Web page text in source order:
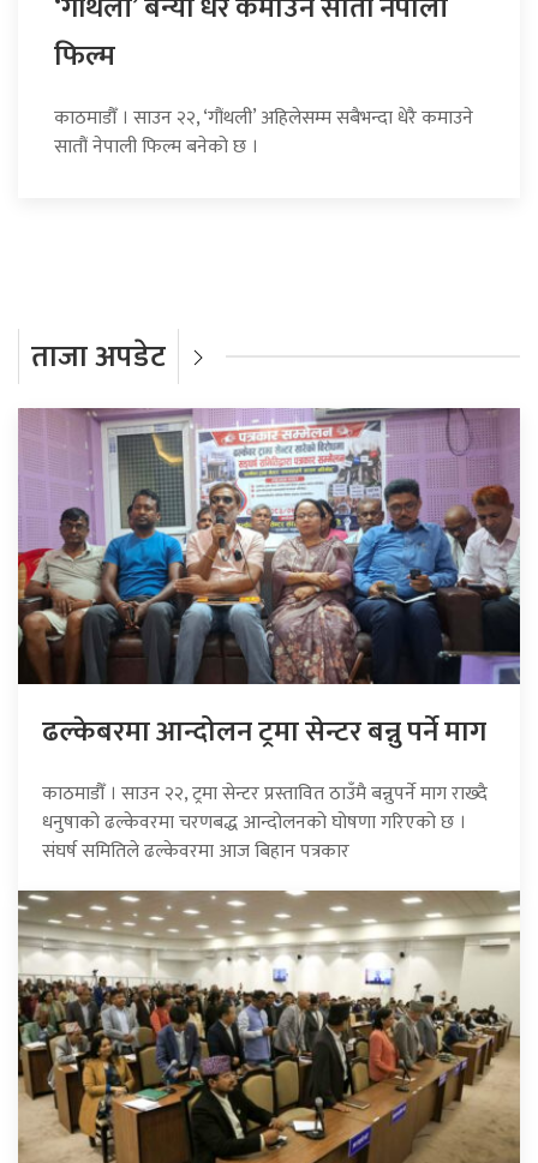
फिल्म
काठमाडौँ । साउन २२, ‘गौंथली’ अहिलेसम्म सबैभन्दा धेरै कमाउने
सातौं नेपाली फिल्म बनेको छ ।
ताजा अपडेट
ढल्केबरमा आन्दोलन ट्रमा सेन्टर बन्नु पर्ने माग
काठमाडौँ । साउन २२, ट्रमा सेन्टर प्रस्तावित ठाउँमै बन्नुपर्ने माग राख्दै
धनुषाको ढल्केवरमा चरणबद्ध आन्दोलनको घोषणा गरिएको छ ।
संघर्ष समितिले ढल्केवरमा आज बिहान पत्रकार